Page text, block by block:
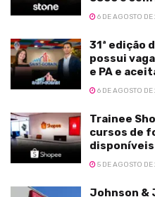
6 DE AGOSTO
31ª edição
possui
e PA e
6 DE AGOSTO
Trainee
cursos de
5 DE AGOSTO
Johnson &